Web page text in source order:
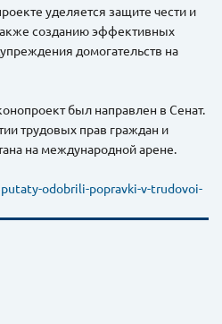
уделяется защите чести и
созданию эффективных
домогательств на
был направлен в Сенат.
трудовых прав граждан и
на международной арене.
odobrili-popravki-v-trudovoi-